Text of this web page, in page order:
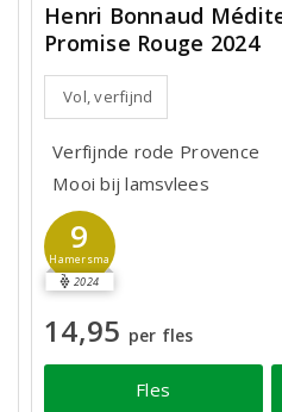
Henri Bonnaud
Promise Rouge 2024
Vol, verfijnd
Verfijnde rode Provence
Mooi bij lamsvlees
9
Hamersma
2024
14,95 per fles
Fles